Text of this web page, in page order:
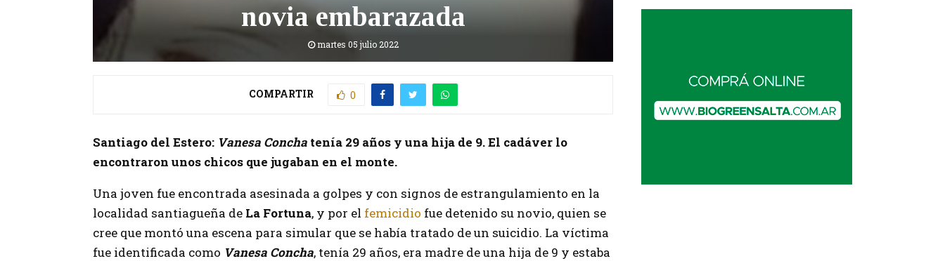
novia embarazada
martes 05 julio 2022
COMPARTIR 0
Santiago del Estero: Vanesa Concha tenía 29 años y una hija de 9. El cadáver lo
encontraron unos chicos que jugaban en el monte.
Una joven fue encontrada asesinada a golpes y con signos de estrangulamiento en la
localidad santiagueña de La Fortuna, y por el femicidio fue detenido su novio, quien se
cree que montó una escena para simular que se había tratado de un suicidio. La víctima
fue identificada como Vanesa Concha, tenía 29 años, era madre de una hija de 9 y estaba